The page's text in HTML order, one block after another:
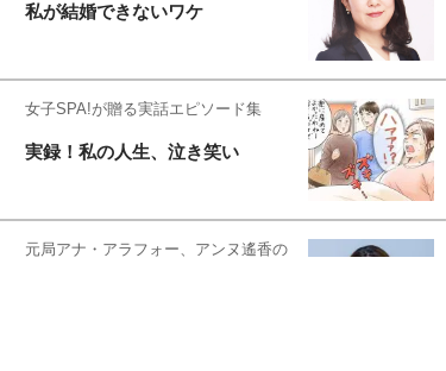
私が結婚できないワケ
女子SPA!が贈る実話エピソード集
実録！私の人生、泣き笑い
元局アナ・アラフォー、アンヌ遙香の